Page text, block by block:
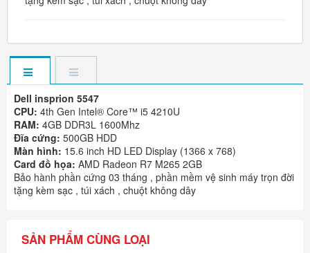
Dell insprion 5547
CPU: 4th Gen Intel® Core™ i5 4210U
RAM: 4GB DDR3L 1600Mhz
Đĩa cứng: 500GB HDD
Màn hình: 15.6 inch HD LED Display (1366 x 768)
Card đồ họa: AMD Radeon R7 M265 2GB
Bảo hành phần cứng 03 tháng , phần mềm vệ sinh máy trọn đời
tặng kèm sạc , túi xách , chuột không dây
SẢN PHẨM CÙNG LOẠI